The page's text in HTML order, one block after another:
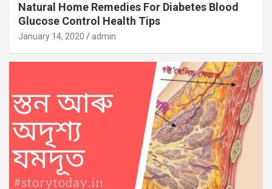
Natural Home Remedies For Diabetes Blood
Glucose Control Health Tips
January 14, 2020 admin